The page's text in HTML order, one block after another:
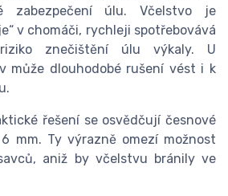
zabezpečení úlu. Včelstvo je
v chomáči, rychleji spotřebovává
znečištění úlu výkaly. U
může dlouhodobé rušení vést i k
řešení se osvědčují česnové
mm. Ty výrazně omezí možnost
aniž by včelstvu bránily ve